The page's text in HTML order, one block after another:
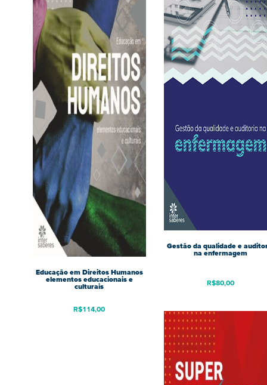
Educação em Direitos Humanos
elementos educacionais e
culturais
R$114,00
Gestão da qualidade e
na enfermagem
R$80,00